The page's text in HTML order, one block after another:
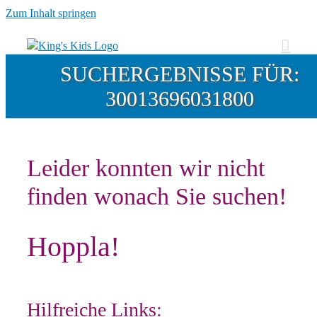
Zum Inhalt springen
SUCHERGEBNISSE FÜR:
30013696031800
Leider konnten wir nicht
finden wonach Sie suchen!
Hoppla!
Hilfreiche Links: